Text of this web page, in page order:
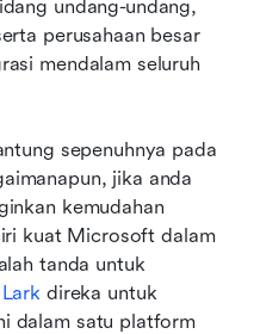
undang-undang,
perusahaan besar
mendalam seluruh
sepenuhnya pada
jika anda
kemudahan
kuat Microsoft dalam
tanda untuk
Lark direka untuk
dalam satu platform